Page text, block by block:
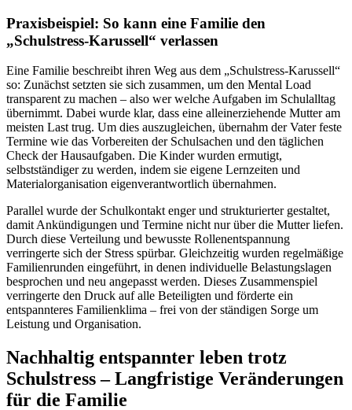
Praxisbeispiel: So kann eine Familie den
„Schulstress-Karussell“ verlassen
Eine Familie beschreibt ihren Weg aus dem „Schulstress-Karussell“
so: Zunächst setzten sie sich zusammen, um den Mental Load
transparent zu machen – also wer welche Aufgaben im Schulalltag
übernimmt. Dabei wurde klar, dass eine alleinerziehende Mutter am
meisten Last trug. Um dies auszugleichen, übernahm der Vater feste
Termine wie das Vorbereiten der Schulsachen und den täglichen
Check der Hausaufgaben. Die Kinder wurden ermutigt,
selbstständiger zu werden, indem sie eigene Lernzeiten und
Materialorganisation eigenverantwortlich übernahmen.
Parallel wurde der Schulkontakt enger und strukturierter gestaltet,
damit Ankündigungen und Termine nicht nur über die Mutter liefen.
Durch diese Verteilung und bewusste Rollenentspannung
verringerte sich der Stress spürbar. Gleichzeitig wurden regelmäßige
Familienrunden eingeführt, in denen individuelle Belastungslagen
besprochen und neu angepasst werden. Dieses Zusammenspiel
verringerte den Druck auf alle Beteiligten und förderte ein
entspannteres Familienklima – frei von der ständigen Sorge um
Leistung und Organisation.
Nachhaltig entspannter leben trotz
Schulstress – Langfristige Veränderungen
für die Familie